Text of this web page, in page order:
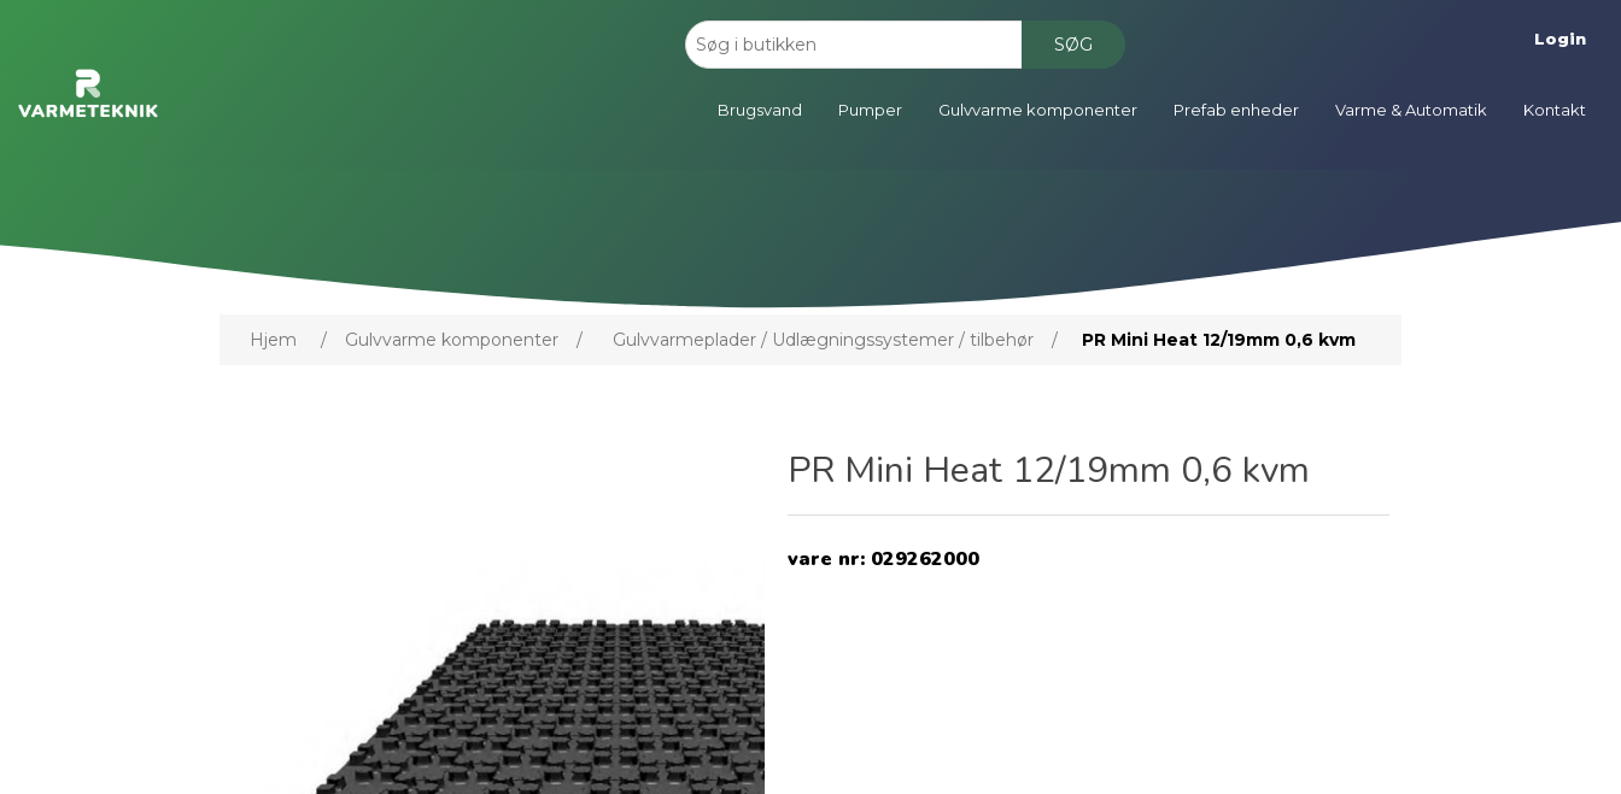
SØG Login
Brugsvand Pumper Gulvvarme komponenter Prefab enheder Varme & Automatik Kontakt
Hjem / Gulvvarme komponenter / Gulvvarmeplader / Udlægningssystemer / tilbehør / PR Mini Heat 12/19mm 0,6 kvm
PR Mini Heat 12/19mm 0,6 kvm
vare nr: 029262000